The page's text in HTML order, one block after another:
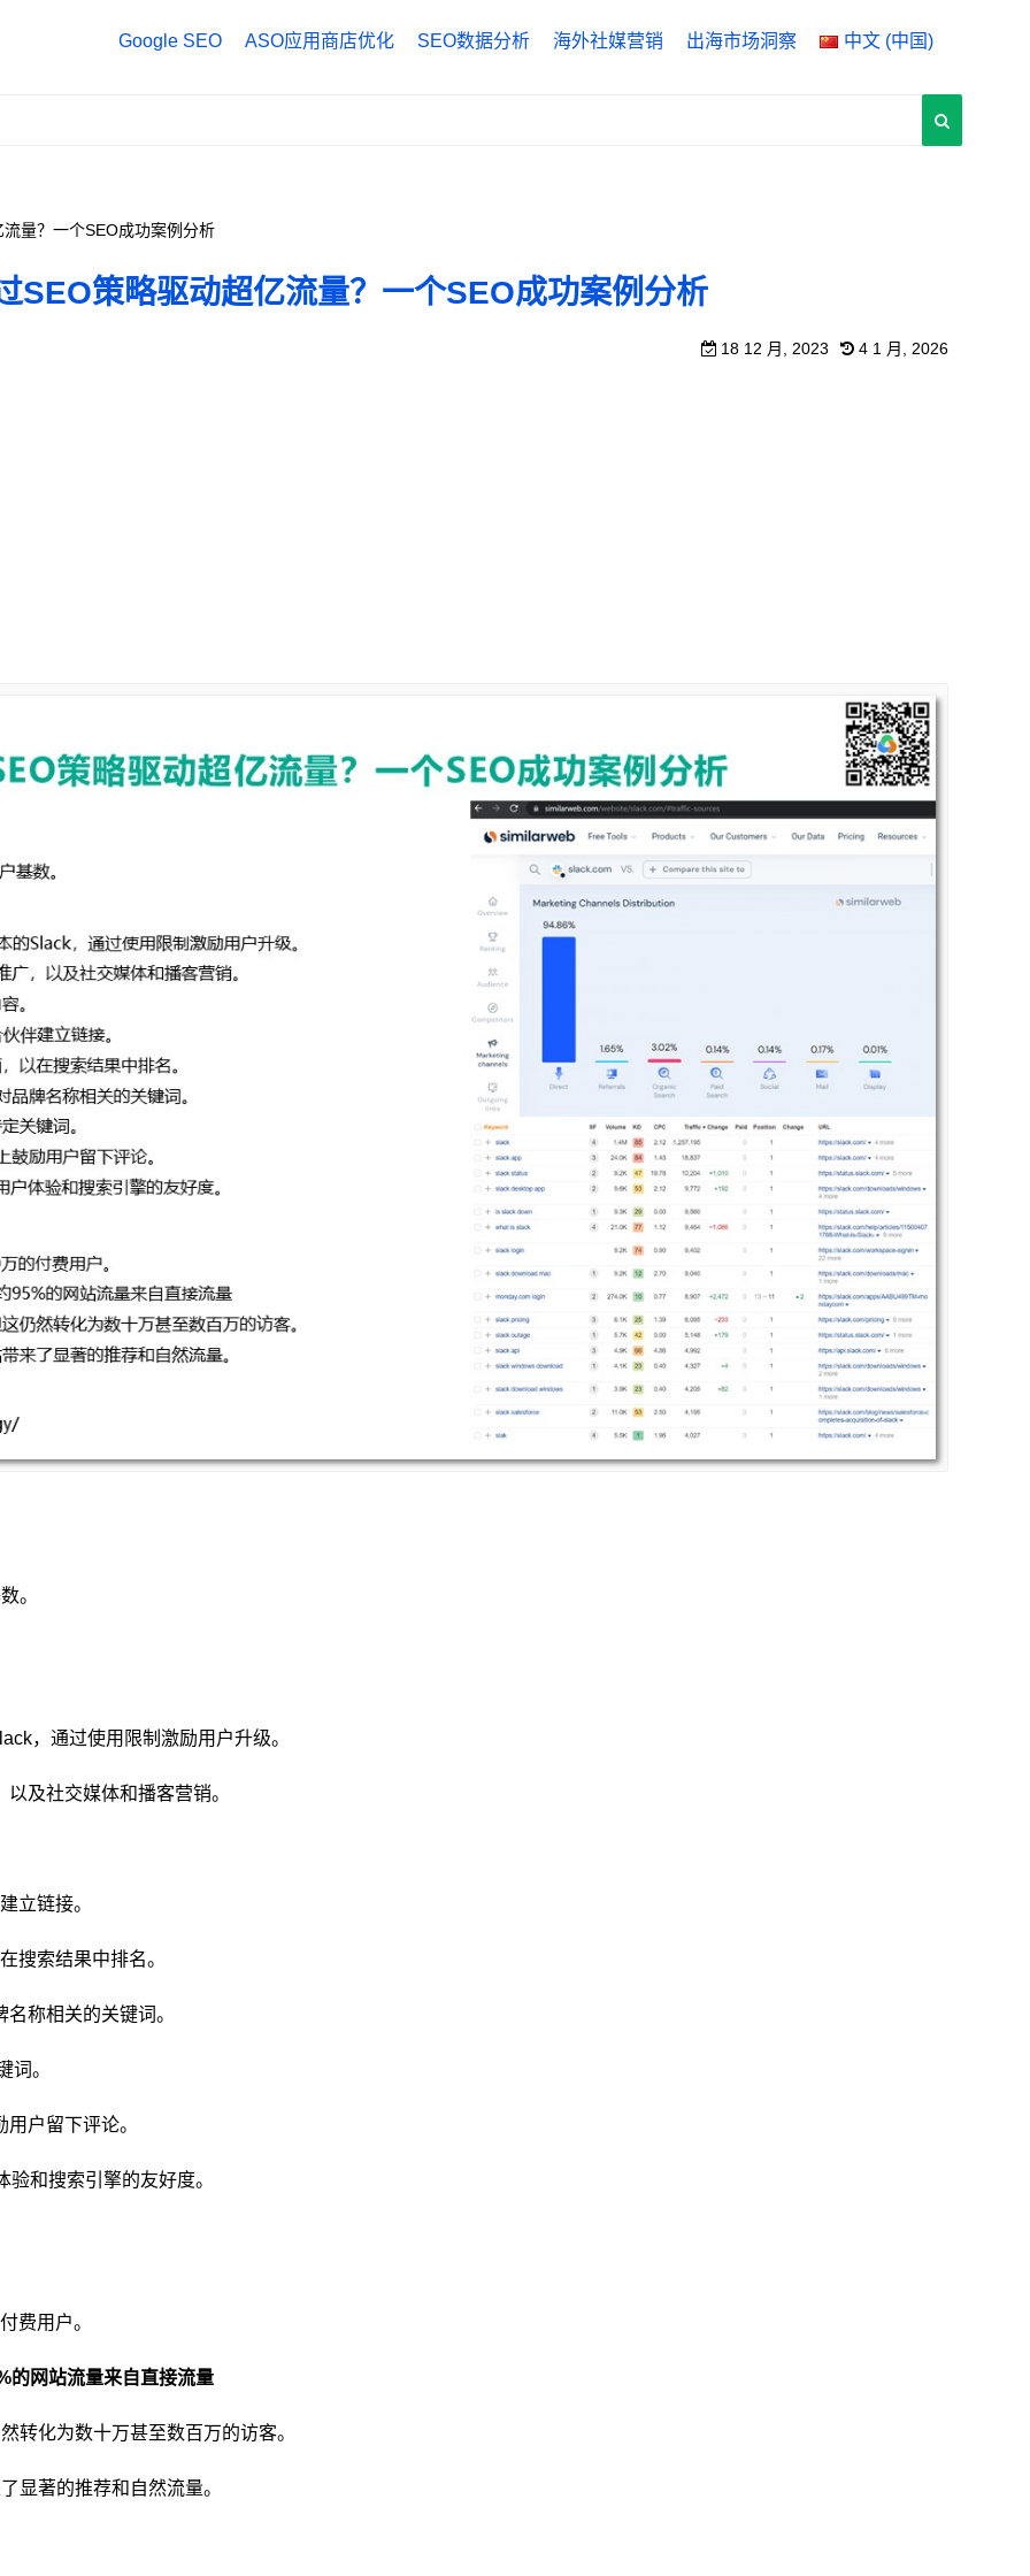
Google SEO ASO应用商店优化 SEO数据分析 海外社媒营销 出海市场洞察 中文 (中国)
中文 (中国)
量？一个SEO成功案例分析
SEO策略驱动超亿流量？一个SEO成功案例分析
18 12 月, 2023 4 1 月, 2026
。
，通过使用限制激励用户升级。
及社交媒体和播客营销。
立链接。
搜索结果中排名。
称相关的关键词。
词。
户留下评论。
和搜索引擎的友好度。
费用户。
的网站流量来自直接流量
转化为数十万甚至数百万的访客。
显著的推荐和自然流量。